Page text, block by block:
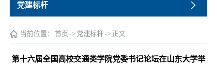
党建标杆
当前位置： 首页 -> 党建标杆-> 正文
第十六届全国高校交通类学院党委书记论坛在山东大学举